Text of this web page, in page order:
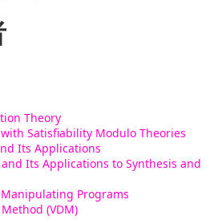
Theory
Satisfiability Modulo Theories
Its Applications
Its Applications to Synthesis and
Programs
(VDM)